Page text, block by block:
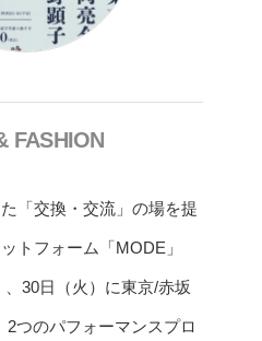
FASHION
「交換・交流」の場を提
トフォーム「MODE」
30日（火）に東京/赤坂
2つのパフォーマンスプロ